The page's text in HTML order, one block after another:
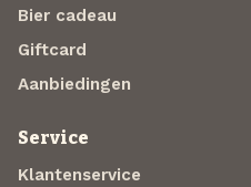
Bier cadeau
Giftcard
Aanbiedingen
Service
Klantenservice